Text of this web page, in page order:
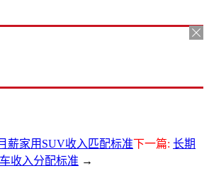
薪家用SUV收入匹配标准下一篇: 长期
收入分配标准 →